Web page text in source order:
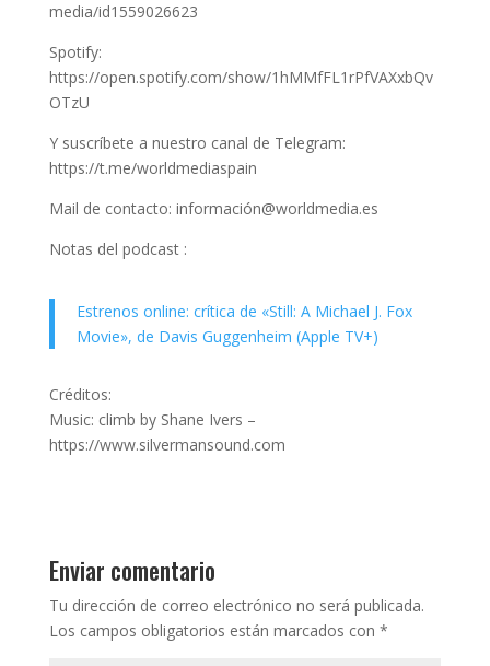
media/id1559026623
Spotify:
https://open.spotify.com/show/1hMMfFL1rPfVAXxbQv
OTzU
Y suscríbete a nuestro canal de Telegram:
https://t.me/worldmediaspain
Mail de contacto: información@worldmedia.es
Notas del podcast :
Estrenos online: crítica de «Still: A Michael J. Fox
Movie», de Davis Guggenheim (Apple TV+)
Créditos:
Music: climb by Shane Ivers –
https://www.silvermansound.com
Enviar comentario
Tu dirección de correo electrónico no será publicada.
Los campos obligatorios están marcados con *